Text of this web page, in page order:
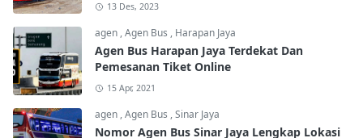
13 Des, 2023
agen ,Agen Bus , Harapan Jaya
Agen Bus Harapan Jaya Terdekat Dan
Pemesanan Tiket Online
15 Apr, 2021
agen ,Agen Bus ,Sinar Jaya
Nomor Agen Bus Sinar Jaya Lengkap Lokasi